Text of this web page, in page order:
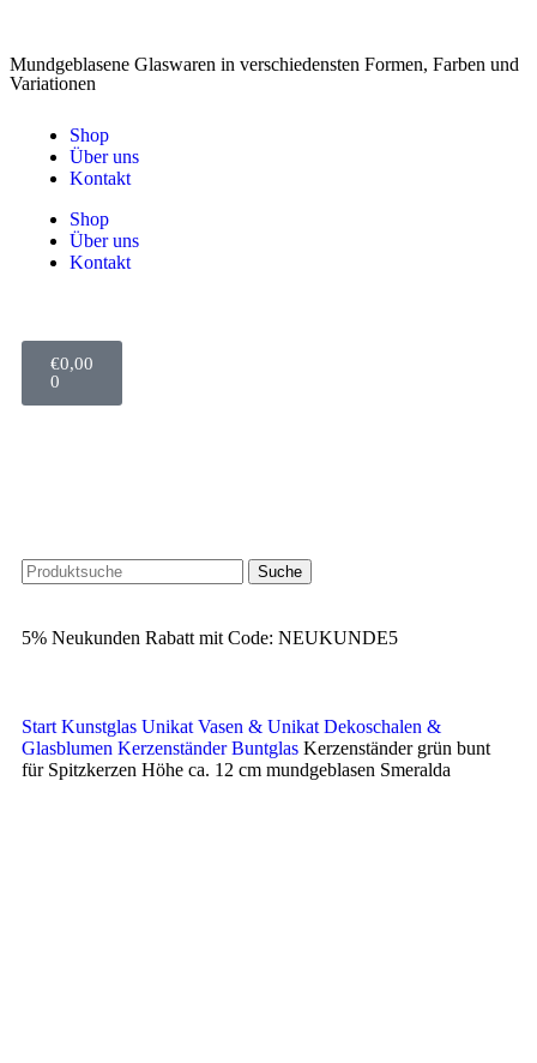
Mundgeblasene Glaswaren in verschiedensten Formen, Farben und
Variationen
Shop
Über uns
Kontakt
Shop
Über uns
Kontakt
€0,00
0
Suche
5% Neukunden Rabatt mit Code: NEUKUNDE5
Start Kunstglas Unikat Vasen & Unikat Dekoschalen &
Glasblumen Kerzenständer Buntglas Kerzenständer grün bunt
für Spitzkerzen Höhe ca. 12 cm mundgeblasen Smeralda